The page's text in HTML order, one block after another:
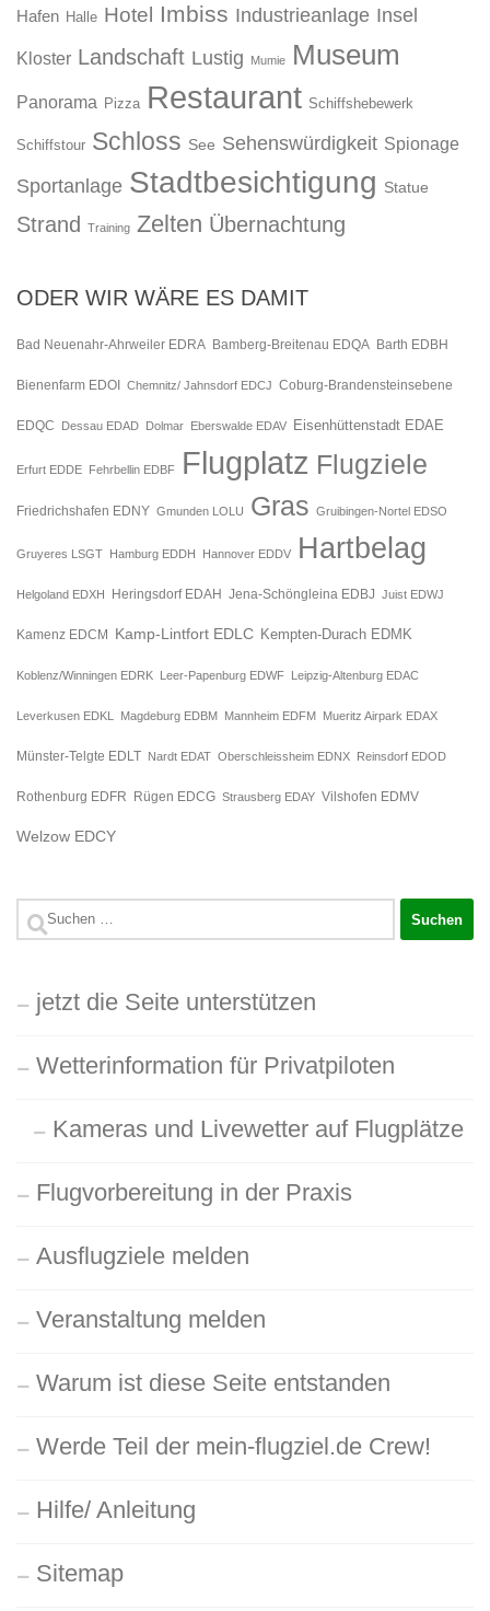
Hafen Halle Hotel Imbiss Industrieanlage Insel
Kloster Landschaft Lustig Mumie Museum
Panorama Pizza Restaurant Schiffshebewerk
Schiffstour Schloss See Sehenswürdigkeit Spionage
Sportanlage Stadtbesichtigung Statue
Strand Training Zelten Übernachtung
ODER WIR WÄRE ES DAMIT
Bad Neuenahr-Ahrweiler EDRA Bamberg-Breitenau EDQA Barth EDBH
Bienenfarm EDOI Chemnitz/ Jahnsdorf EDCJ Coburg-Brandensteinsebene
EDQC Dessau EDAD Dolmar Eberswalde EDAV Eisenhüttenstadt EDAE
Erfurt EDDE Fehrbellin EDBF Flugplatz Flugziele
Friedrichshafen EDNY Gmunden LOLU Gras Gruibingen-Nortel EDSO
Gruyeres LSGT Hamburg EDDH Hannover EDDV Hartbelag
Helgoland EDXH Heringsdorf EDAH Jena-Schöngleina EDBJ Juist EDWJ
Kamenz EDCM Kamp-Lintfort EDLC Kempten-Durach EDMK
Koblenz/Winningen EDRK Leer-Papenburg EDWF Leipzig-Altenburg EDAC
Leverkusen EDKL Magdeburg EDBM Mannheim EDFM Mueritz Airpark EDAX
Münster-Telgte EDLT Nardt EDAT Oberschleissheim EDNX Reinsdorf EDOD
Rothenburg EDFR Rügen EDCG Strausberg EDAY Vilshofen EDMV
Welzow EDCY
Suchen
jetzt die Seite unterstützen
Wetterinformation für Privatpiloten
Kameras und Livewetter auf Flugplätze
Flugvorbereitung in der Praxis
Ausflugziele melden
Veranstaltung melden
Warum ist diese Seite entstanden
Werde Teil der mein-flugziel.de Crew!
Hilfe/ Anleitung
Sitemap